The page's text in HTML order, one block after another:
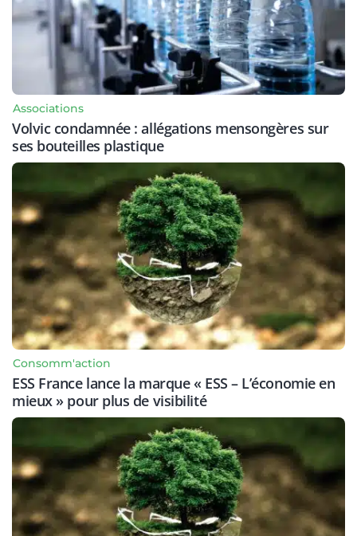
Associations
Volvic condamnée : allégations mensongères sur
ses bouteilles plastique
Consomm'action
ESS France lance la marque « ESS – L’économie en
mieux » pour plus de visibilité